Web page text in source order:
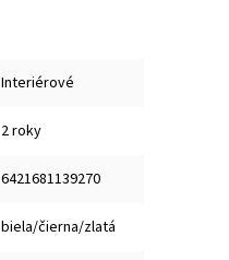
Interiérové
2 roky
6421681139270
biela/čierna/zlatá